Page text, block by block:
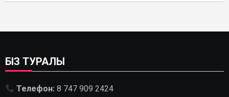
БІЗ ТУРАЛЫ
Телефон: 8 747 909 2424